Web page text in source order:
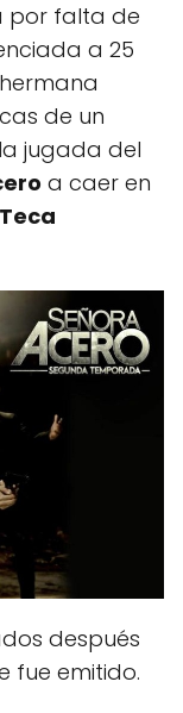
por falta de
a 25
de un
jugada del
a caer en
después
fue emitido.